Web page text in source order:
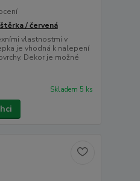
/ červená
vlastnostmi v
je vhodná k nalepení
Dekor je možné
Skladem 5 ks